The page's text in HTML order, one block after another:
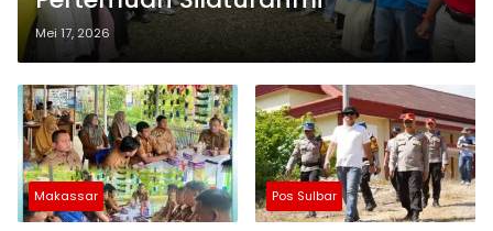
Mei 17, 2026
Makassar Pos Sulbar